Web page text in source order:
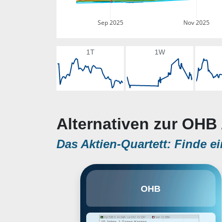
Sep 2025 Nov 2025
1T 1W
Alternativen zur OHB
Das Aktien-Quartett: Finde
OHB
Vertrieb von Projekten sowie
technologischen Services vor
allem in Bereichen von Raumfahrt